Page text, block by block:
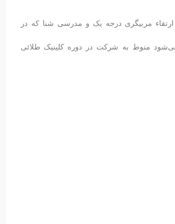
مربیگری درجه یک و مدرسی شنا که در
می‌شود منوط به شرکت در دوره کلینیک طلائی